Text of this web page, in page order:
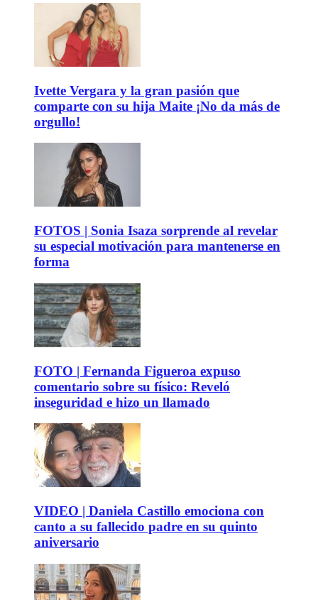
Ivette Vergara y la gran pasión que
comparte con su hija Maite ¡No da más de
orgullo!
FOTOS | Sonia Isaza sorprende al revelar
su especial motivación para mantenerse en
forma
FOTO | Fernanda Figueroa expuso
comentario sobre su físico: Reveló
inseguridad e hizo un llamado
VIDEO | Daniela Castillo emociona con
canto a su fallecido padre en su quinto
aniversario